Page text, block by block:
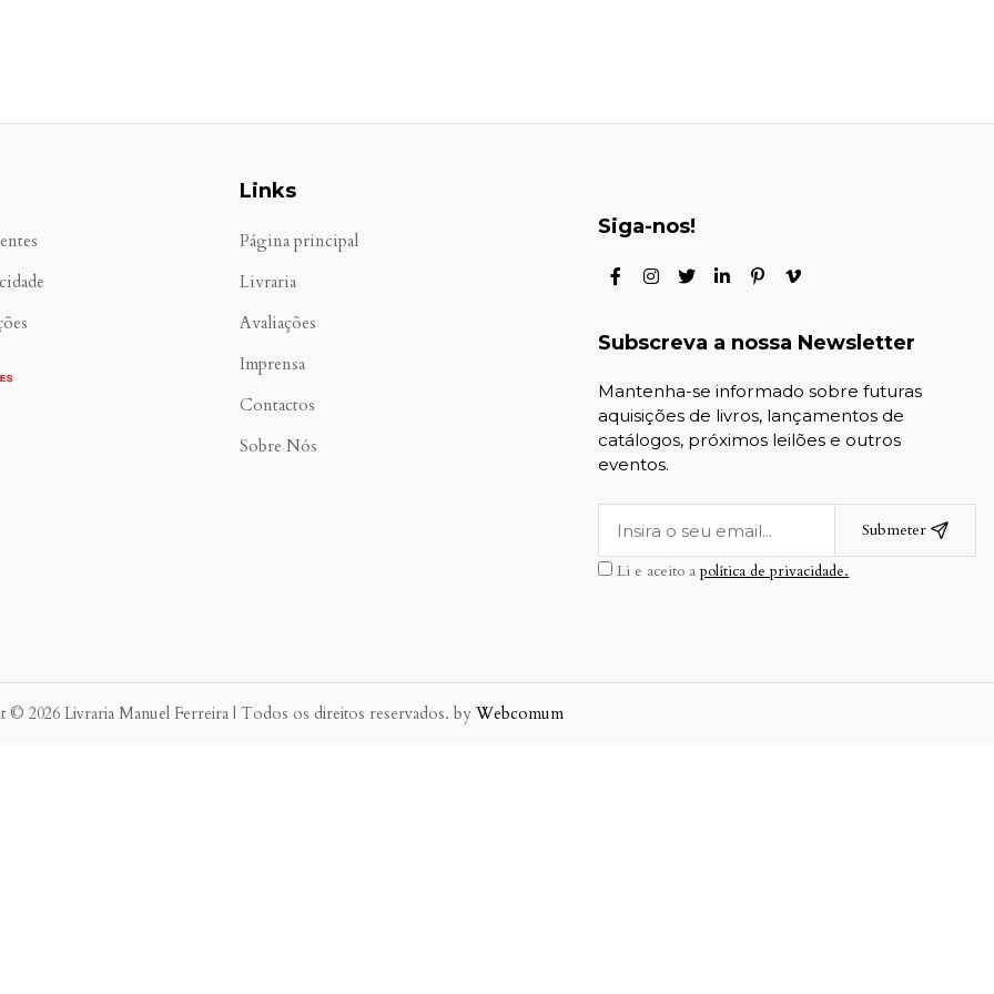
Links
Página principal
Livraria
Avaliações
Imprensa
Contactos
Sobre Nós
Siga-nos!
Subscreva a nossa Newsletter
Mantenha-se informado sobre futuras
aquisições de livros, lançamentos de
catálogos, próximos leilões e outros
eventos.
Submeter
Li e aceito apolítica de privacidade.
© 2026 Livraria Manuel Ferreira | Todos os direitos reservados. by Webcomum